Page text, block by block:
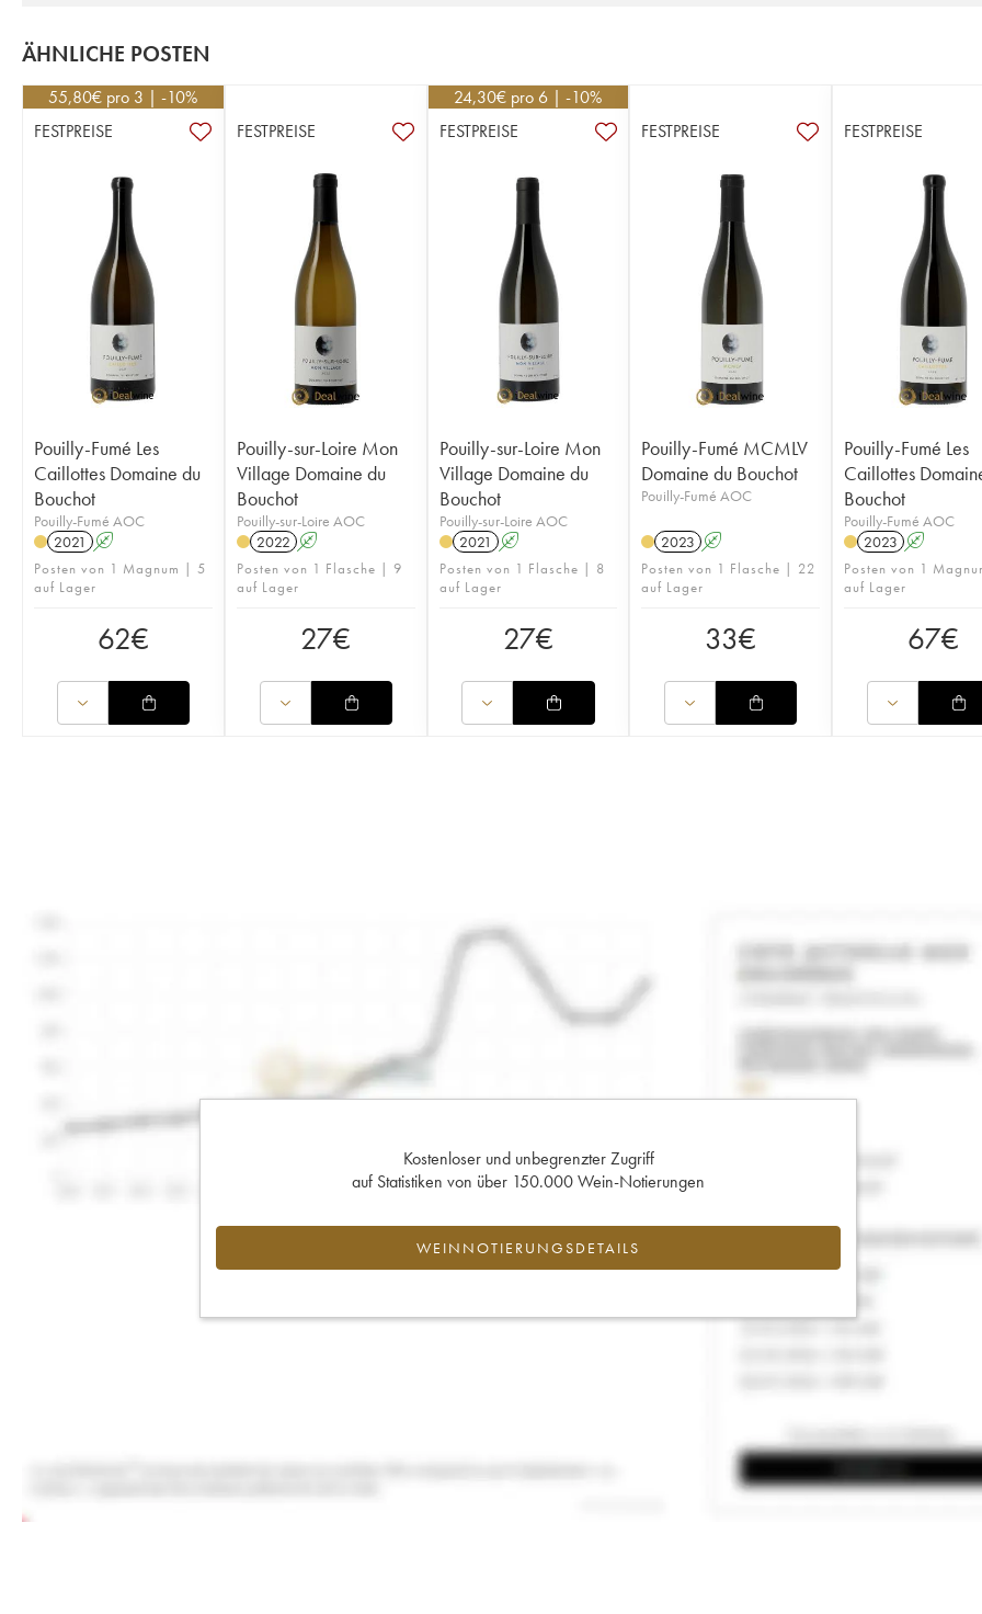
ÄHNLICHE POSTEN
55,80€ pro 3 | -10%
FESTPREISE
Pouilly-Fumé Les
Caillottes Domaine du
Bouchot
Pouilly-Fumé AOC
2021
A
Posten von 1 Magnum | 5
auf Lager
62€
FESTPREISE
Pouilly-sur-Loire Mon
Village Domaine du
Bouchot
Pouilly-sur-Loire AOC
2022 A
Posten von 1 Flasche | 9
auf Lager
27€
24,30€ pro 6 | -10%
FESTPREISE
Pouilly-sur-Loire Mon
Village Domaine du
Bouchot
Pouilly-sur-Loire AOC
2021 A
Posten von 1 Flasche | 8
auf Lager
27€
FESTPREISE
Pouilly-Fumé MCMLV
Domaine du Bouchot
Pouilly-Fumé AOC
2023 A
Posten von 1 Flasche | 22
auf Lager
33€
FESTPREISE
Pouilly-Fumé Les
Caillottes
Bouchot
Pouilly-Fumé AOC
2023 A
Posten von 1
auf Lager
67€
Kostenloser und unbegrenzter Zugriff
auf Statistiken von über 150.000 Wein-Notierungen
WEINNOTIERUNGSDETAILS